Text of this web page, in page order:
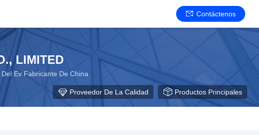
Contáctenos
LIMITED
Ev Fabricante De China
Proveedor De La Calidad Productos Principales